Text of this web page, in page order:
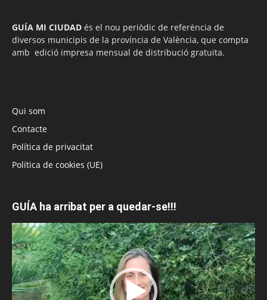
GUÍA MI CIUDAD és el nou periòdic de referència de
diversos municipis de la província de València, que compta
amb edició impresa mensual de distribució gratuïta.
Qui som
Contacte
Política de privacitat
Política de cookies (UE)
GUÍA ha arribat per a quedar-se!!!
Reproductor
de
vídeo